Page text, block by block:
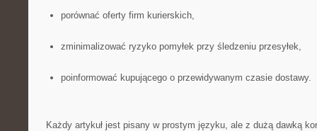
porównać oferty firm kurierskich,
zminimalizować ryzyko pomyłek przy śledzeniu przesyłek,
poinformować kupującego o przewidywanym czasie dostawy.
Każdy artykuł jest pisany w prostym języku, ale z dużą dawką